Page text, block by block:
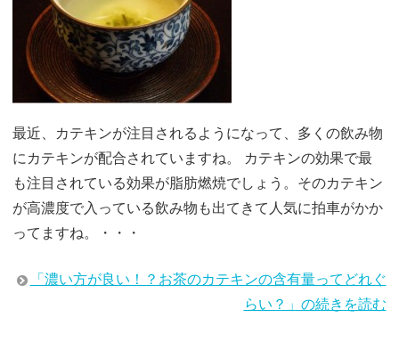
最近、カテキンが注目されるようになって、多くの飲み物
にカテキンが配合されていますね。 カテキンの効果で最
も注目されている効果が脂肪燃焼でしょう。そのカテキン
が高濃度で入っている飲み物も出てきて人気に拍車がかか
ってますね。・・・
「濃い方が良い！？お茶のカテキンの含有量ってどれぐ
らい？」の続きを読む